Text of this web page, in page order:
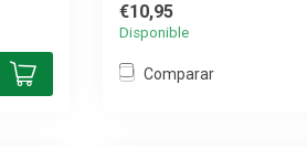
€10,95
Disponible
Comparar